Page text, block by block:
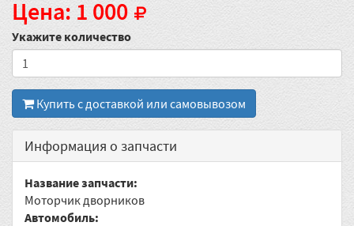
Цена: 1 000
Укажите количество
Купить с доставкой или самовывозом
Информация о запчасти
Название запчасти:
Моторчик дворников
Автомобиль: